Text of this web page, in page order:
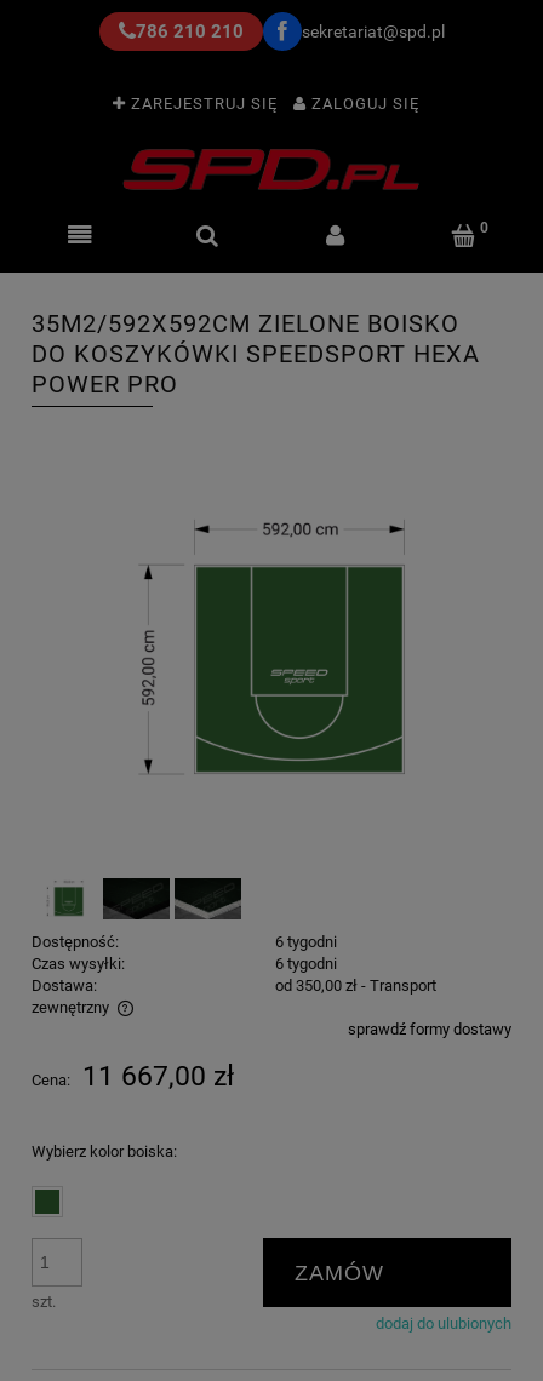
786 210 210 sekretariat@spd.pl
ZAREJESTRUJ SIĘ ZALOGUJ SIĘ
35M2/592X592CM ZIELONE BOISKO
DO KOSZYKÓWKI SPEEDSPORT HEXA
POWER PRO
Dostępność:
6 tygodni
Czas wysyłki:
6 tygodni
Dostawa:
od 350,00 zł - Transport
zewnętrzny
Cena nie zawiera ewentualnych kosztów płatnościsprawdź formy dostawy
Cena: 11 667,00 zł
Wybierz kolor boiska:
szt.
ZAMÓW
dodaj do ulubionych